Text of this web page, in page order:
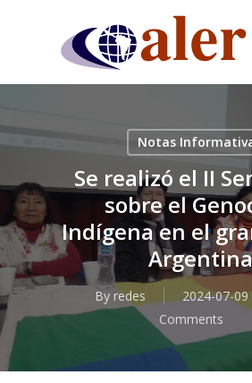
content
Notas
Se realizó el II
sobre el
Indígena en el
Argentina
By redes 2024-07-09
Comments